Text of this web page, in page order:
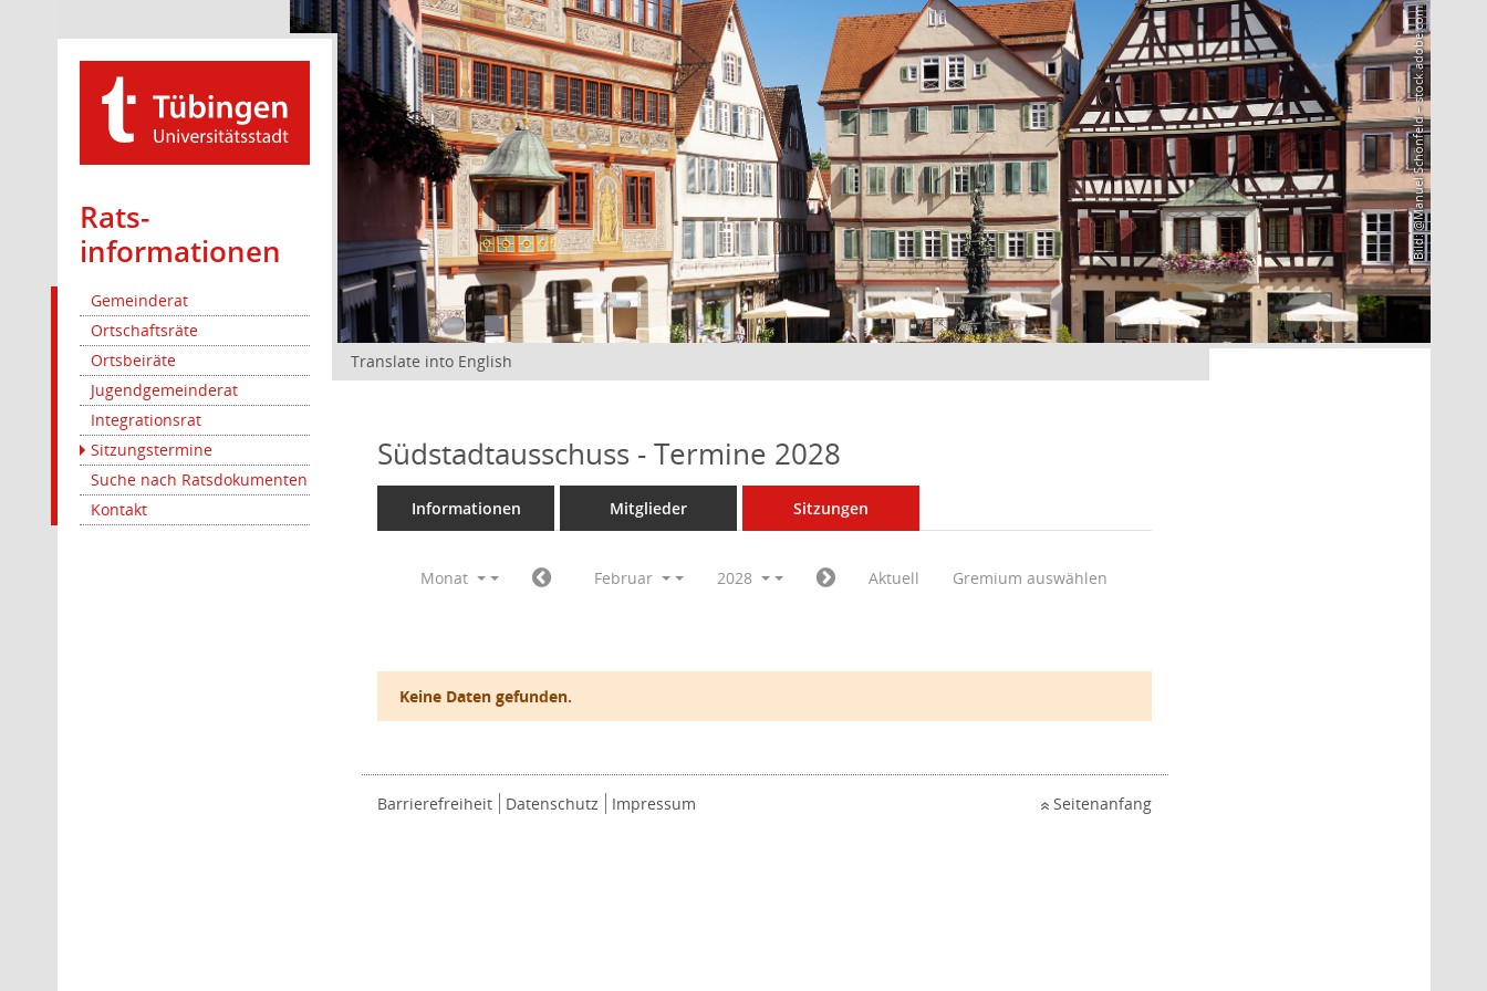
Rats­
informationen
Gemeinderat
Ortschaftsräte
Ortsbeiräte
Jugendgemeinderat
Integrationsrat
Sitzungstermine
Suche nach Ratsdokumenten
Kontakt
Bild: @Manuel Schönfeld – stock.adobe.com
Translate into English
Südstadtausschuss - Termine 2028
Informationen Mitglieder Sitzungen
Monat Februar 2028 Aktuell Gremium auswählen
Keine Daten gefunden.
Barrierefreiheit Datenschutz Impressum Seitenanfang